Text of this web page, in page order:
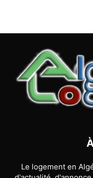
Le logement en